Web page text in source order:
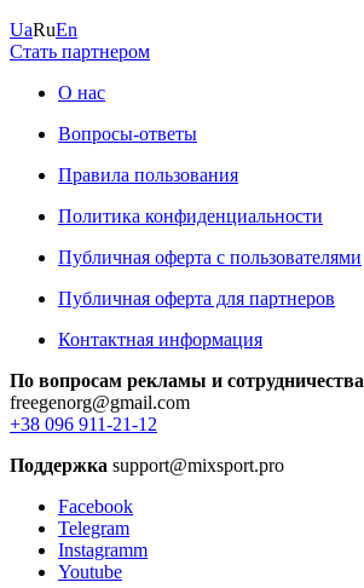
UaRuEn
Стать партнером
О нас
Вопросы-ответы
Правила пользования
Политика конфиденциальности
Публичная оферта с пользователями
Публичная оферта для партнеров
Контактная информация
По вопросам рекламы и сотрудничества
freegenorg@gmail.com
+38 096 911-21-12
Поддержка support@mixsport.pro
Facebook
Telegram
Instagramm
Youtube